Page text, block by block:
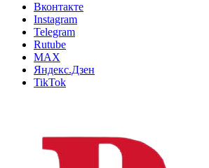
Вконтакте
Instagram
Telegram
Rutube
MAX
Яндекс.Дзен
TikTok